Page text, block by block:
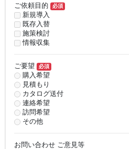
ご依頼目的 必須
新規導入
既存入替
施策検討
情報収集
ご要望 必須
購入希望
見積もり
カタログ送付
連絡希望
訪問希望
その他
お問い合わせ ご意見等